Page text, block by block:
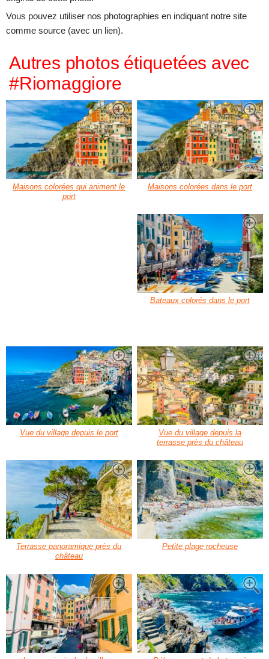
Vous pouvez utiliser nos photographies en indiquant notre site
comme source (avec un lien).
Autres photos étiquetées avec
#Riomaggiore
Maisons colorées qui animent le
port
Maisons colorées dans le port
Bateaux colorés dans le port
Vue du village depuis le port
Vue du village depuis la
terrasse près du château
Terrasse panoramique près du
château
Petite plage rocheuse